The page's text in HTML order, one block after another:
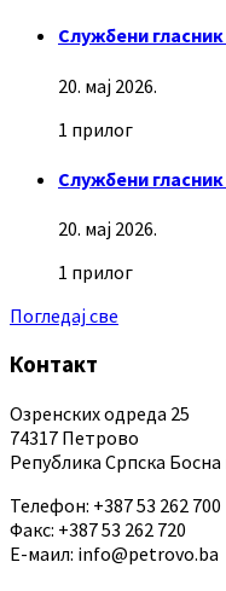
Службени гласник
20. мај 2026.
1 прилог
Службени гласник
20. мај 2026.
1 прилог
Погледај све
Контакт
Озренских одреда 25
74317 Петрово
Република Српска
Телефон: +387 53 262 700
Факс: +387 53 262 720
Е-маил: info@petrovo.ba